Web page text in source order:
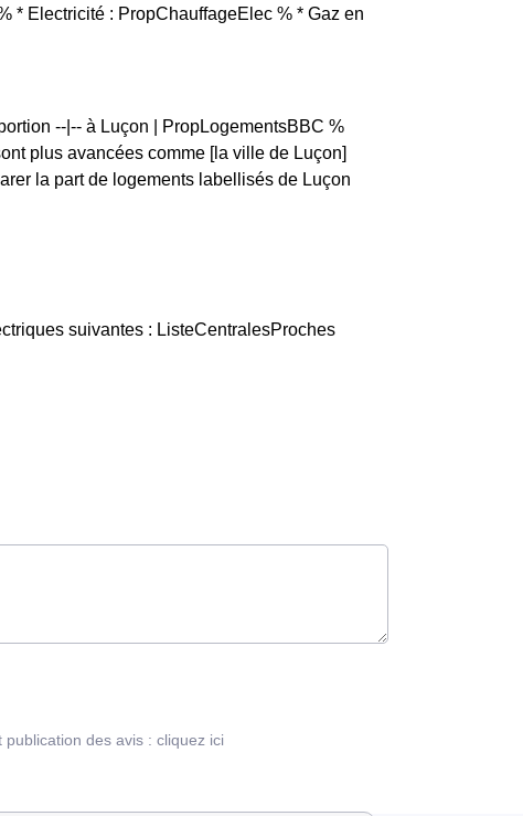
* Electricité : PropChauffageElec % * Gaz en
--|-- à Luçon | PropLogementsBBC %
plus avancées comme [la ville de Luçon]
la part de logements labellisés de Luçon
suivantes : ListeCentralesProches
des avis : cliquez ici